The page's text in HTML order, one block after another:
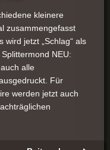
kleinere
zusammengefasst
wird jetzt „Schlag“ als
NEU:
alle
Für
werden jetzt auch